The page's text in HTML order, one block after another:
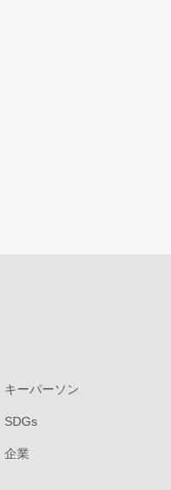
キーパーソン
SDGs
企業